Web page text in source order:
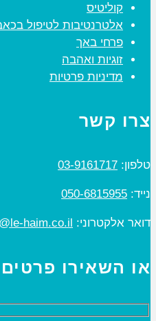
קוליטיס
אלטרנטיבות לטיפול
פרחי באך
זוגיות ואהבה
מדיניות פרטיות
צרו קשר
טלפון: 03-9161717
נייד: 050-6815955
דואר אלקטרוני: haim.co.il
או השאירו